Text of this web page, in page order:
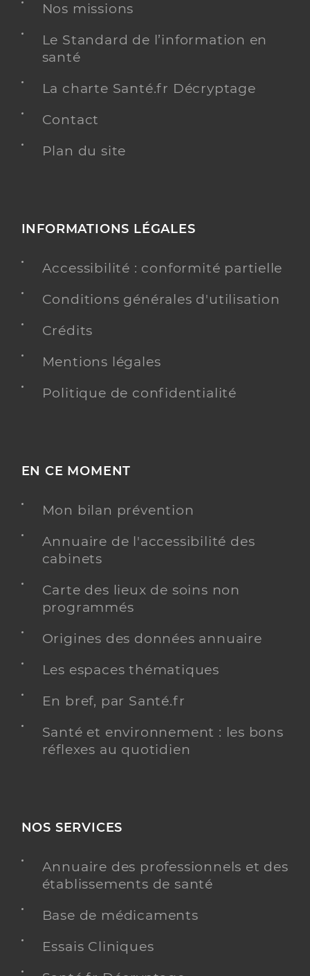
Nos missions
Le Standard de l’information en
santé
La charte Santé.fr Décryptage
Contact
Plan du site
INFORMATIONS LÉGALES
Accessibilité : conformité partielle
Conditions générales d'utilisation
Crédits
Mentions légales
Politique de confidentialité
EN CE MOMENT
Mon bilan prévention
Annuaire de l'accessibilité des
cabinets
Carte des lieux de soins non
programmés
Origines des données annuaire
Les espaces thématiques
En bref, par Santé.fr
Santé et environnement : les bons
réflexes au quotidien
NOS SERVICES
Annuaire des professionnels et des
établissements de santé
Base de médicaments
Essais Cliniques